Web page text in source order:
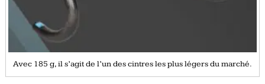
Avec 185 g, il s’agit de l’un des cintres les plus légers du marché.